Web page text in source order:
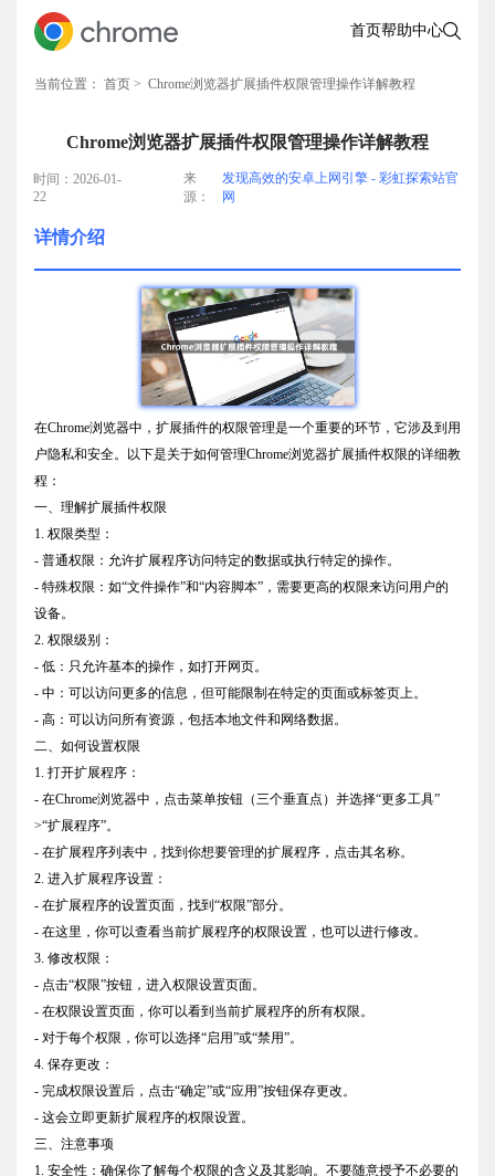
首页帮助中心
当前位置： 首页 > Chrome浏览器扩展插件权限管理操作详解教程
Chrome浏览器扩展插件权限管理操作详解教程
时间：2026-01-
22
来
源：
发现高效的安卓上网引擎 - 彩虹探索站官
网
详情介绍
在Chrome浏览器中，扩展插件的权限管理是一个重要的环节，它涉及到用
户隐私和安全。以下是关于如何管理Chrome浏览器扩展插件权限的详细教
程：
一、理解扩展插件权限
1. 权限类型：
- 普通权限：允许扩展程序访问特定的数据或执行特定的操作。
- 特殊权限：如“文件操作”和“内容脚本”，需要更高的权限来访问用户的
设备。
2. 权限级别：
- 低：只允许基本的操作，如打开网页。
- 中：可以访问更多的信息，但可能限制在特定的页面或标签页上。
- 高：可以访问所有资源，包括本地文件和网络数据。
二、如何设置权限
1. 打开扩展程序：
- 在Chrome浏览器中，点击菜单按钮（三个垂直点）并选择“更多工具”
>“扩展程序”。
- 在扩展程序列表中，找到你想要管理的扩展程序，点击其名称。
2. 进入扩展程序设置：
- 在扩展程序的设置页面，找到“权限”部分。
- 在这里，你可以查看当前扩展程序的权限设置，也可以进行修改。
3. 修改权限：
- 点击“权限”按钮，进入权限设置页面。
- 在权限设置页面，你可以看到当前扩展程序的所有权限。
- 对于每个权限，你可以选择“启用”或“禁用”。
4. 保存更改：
- 完成权限设置后，点击“确定”或“应用”按钮保存更改。
- 这会立即更新扩展程序的权限设置。
三、注意事项
1. 安全性：确保你了解每个权限的含义及其影响。不要随意授予不必要的